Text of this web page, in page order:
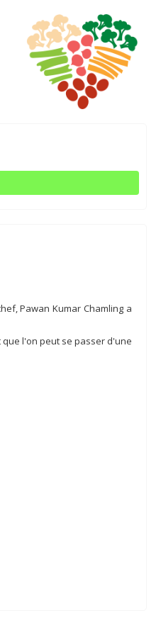
Pawan Kumar Chamling a
l'on peut se passer d'une